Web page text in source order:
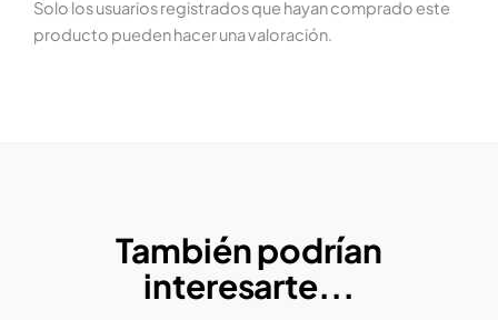
Solo los usuarios registrados que hayan comprado este
producto pueden hacer una valoración.
También podrían
interesarte...